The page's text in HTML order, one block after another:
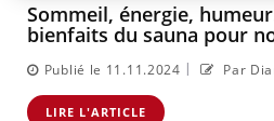
Sommeil, énergie,
bienfaits du sauna pour
Publié le 11.11.2024 | Par
LIRE L'ARTICLE